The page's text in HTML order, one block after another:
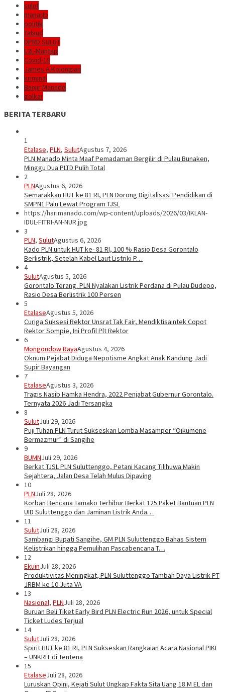
sulut
manado
politik
Talaud
DPRD SULUT
E2L-Mantap
Covid-19
James A Kojongian
kriminal
Banjir Manado
golkar
BERITA TERBARU
1
Etalase, PLN, SulutAgustus 7, 2026
PLN Manado Minta Maaf Pemadaman Bergilir di Pulau Bunaken,
Minggu Dua PLTD Pulih Total
2
PLNAgustus 6, 2026
Semarakkan HUT ke 81 RI, PLN Dorong Digitalisasi Pendidikan di
SMPN1 Palu Lewat Program TJSL
https://harimanado.com/wp-content/uploads/2026/03/IKLAN-
IDUL-FITRI-AN-NUR.jpg
3
PLN, SulutAgustus 6, 2026
Kado PLN untuk HUT ke- 81 RI, 100 % Rasio Desa Gorontalo
Berlistrik, Setelah Kabel Laut Listriki P…
4
SulutAgustus 5, 2026
Gorontalo Terang. PLN Nyalakan Listrik Perdana di Pulau Dudepo,
Rasio Desa Berlistrik 100 Persen
5
EtalaseAgustus 5, 2026
Curiga Suksesi Rektor Unsrat Tak Fair, Mendiktisaintek Copot
Rektor Sompie, Ini Profil Plt Rektor
6
Mongondow RayaAgustus 4, 2026
Oknum Pejabat Diduga Nepotisme Angkat Anak Kandung Jadi
Supir Bayangan
7
EtalaseAgustus 3, 2026
Tragis Nasib Hamka Hendra, 2022 Penjabat Gubernur Gorontalo.
Ternyata 2026 Jadi Tersangka
8
SulutJuli 29, 2026
Puji Tuhan PLN Turut Sukseskan Lomba Masamper “Oikumene
Bermazmur” di Sangihe
9
BUMNJuli 29, 2026
Berkat TJSL PLN Suluttenggo, Petani Kacang Tilihuwa Makin
Sejahtera, Jalan Desa Telah Mulus Dipaving
10
PLNJuli 28, 2026
Korban Bencana Tamako Terhibur Berkat 125 Paket Bantuan PLN
UID Suluttenggo dan Jaminan Listrik Anda…
11
SulutJuli 28, 2026
Sambangi Bupati Sangihe, GM PLN Suluttenggo Bahas Sistem
Kelistrikan hingga Pemulihan Pascabencana T…
12
EkuinJuli 28, 2026
Produktivitas Meningkat, PLN Suluttenggo Tambah Daya Listrik PT
JRBM ke 10 Juta VA
13
Nasional, PLNJuli 28, 2026
Buruan Beli Tiket Early Bird PLN Electric Run 2026, untuk Special
Ticket Ludes Terjual
14
SulutJuli 28, 2026
Spirit HUT ke 81 RI, PLN Sukseskan Rangkaian Acara Nasional PIKI
– UNKRIT di Tentena
15
EtalaseJuli 28, 2026
Luruskan Opini, Kejati Sulut Ungkap Fakta Sita Uang 18 M EL dan